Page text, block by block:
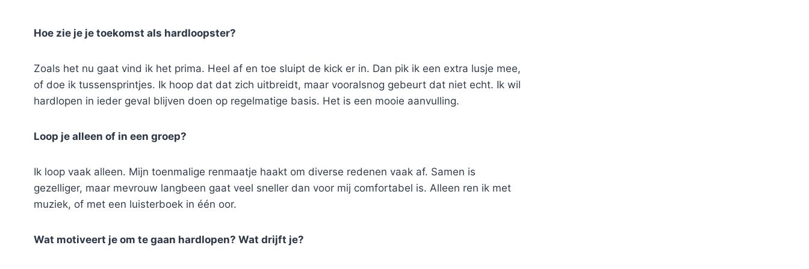
Hoe zie je je toekomst als hardloopster?
Zoals het nu gaat vind ik het prima. Heel af en toe sluipt de kick er in. Dan pik ik een extra lusje mee,
of doe ik tussensprintjes. Ik hoop dat dat zich uitbreidt, maar vooralsnog gebeurt dat niet echt. Ik wil
hardlopen in ieder geval blijven doen op regelmatige basis. Het is een mooie aanvulling.
Loop je alleen of in een groep?
Ik loop vaak alleen. Mijn toenmalige renmaatje haakt om diverse redenen vaak af. Samen is
gezelliger, maar mevrouw langbeen gaat veel sneller dan voor mij comfortabel is. Alleen ren ik met
muziek, of met een luisterboek in één oor.
Wat motiveert je om te gaan hardlopen? Wat drijft je?